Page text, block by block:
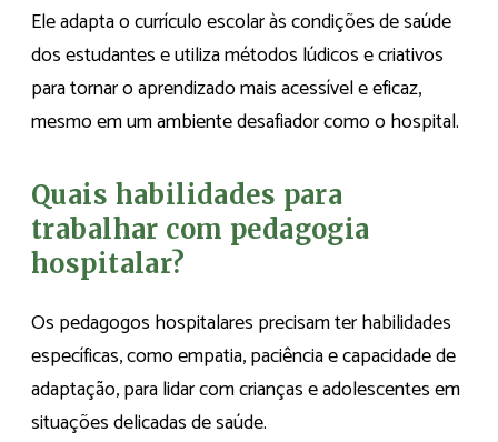
Ele adapta o currículo escolar às condições de saúde
dos estudantes e utiliza métodos lúdicos e criativos
para tornar o aprendizado mais acessível e eficaz,
mesmo em um ambiente desafiador como o hospital.
Quais habilidades para
trabalhar com pedagogia
hospitalar?
Os pedagogos hospitalares precisam ter habilidades
específicas, como empatia, paciência e capacidade de
adaptação, para lidar com crianças e adolescentes em
situações delicadas de saúde.